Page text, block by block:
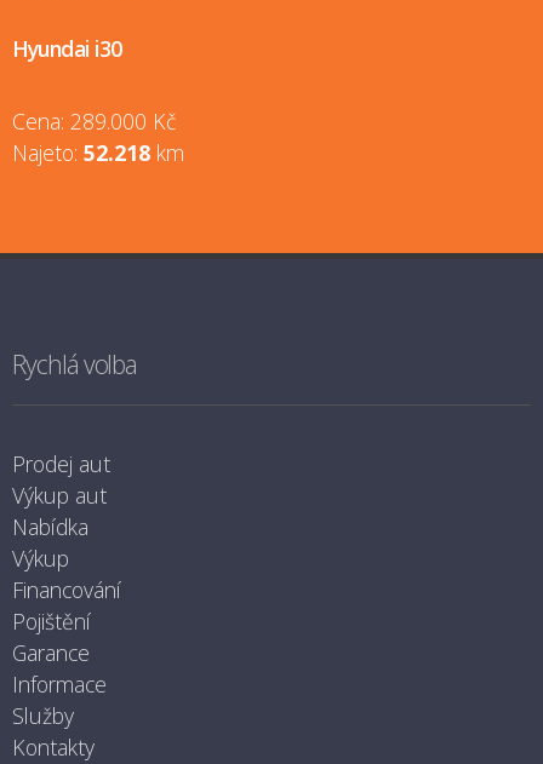
Hyundai i30
Cena: 289.000 Kč
Najeto: 52.218 km
Rychlá volba
Prodej aut
Výkup aut
Nabídka
Výkup
Financování
Pojištění
Garance
Informace
Služby
Kontakty